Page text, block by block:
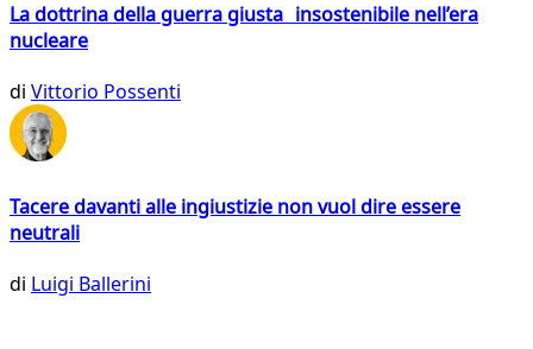
La dottrina della guerra giusta insostenibile nell’era
nucleare
di Vittorio Possenti
Tacere davanti alle ingiustizie non vuol dire essere
neutrali
di Luigi Ballerini